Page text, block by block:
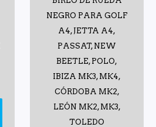
NEGRO PARA GOLF
A4, JETTA A4,
PASSAT, NEW
BEETLE, POLO,
IBIZA MK3, MK4,
CÓRDOBA MK2,
LEÓN MK2, MK3,
TOLEDO